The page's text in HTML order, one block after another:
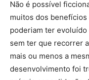
Não é possível
muitos dos
poderiam ter
sem ter que recorrer
mais ou menos a
desenvolvimento foi